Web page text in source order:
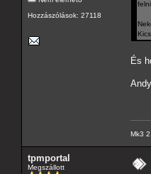
Hozzászólások: 27118
És
Mk3
tpmportal
Megszállott